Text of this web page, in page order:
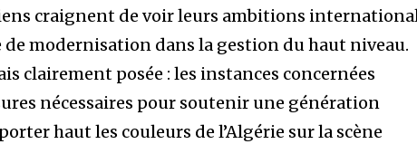
craignent de voir leurs ambitions
modernisation dans la gestion du haut niveau.
clairement posée : les instances concernées
nécessaires pour soutenir une génération
haut les couleurs de l’Algérie sur la scène